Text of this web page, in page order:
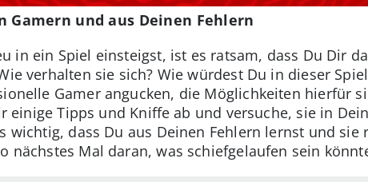
Gamern und aus Deinen Fehlern
in ein Spiel einsteigst, ist es ratsam, dass Du Dir
verhalten sie sich? Wie würdest Du in dieser
Gamer angucken, die Möglichkeiten hierfür
einige Tipps und Kniffe ab und versuche, sie in
wichtig, dass Du aus Deinen Fehlern lernst und
nächstes Mal daran, was schiefgelaufen sein